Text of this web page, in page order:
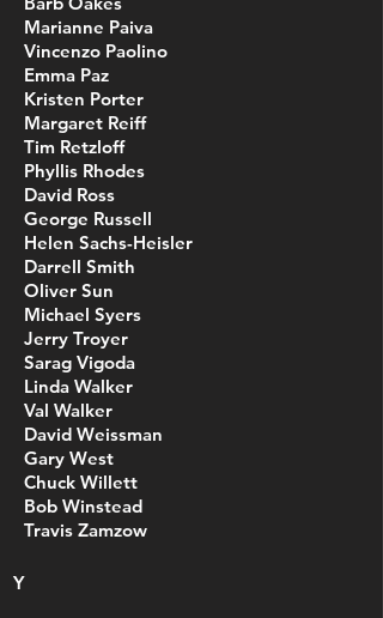
Marianne Paiva
Vincenzo Paolino
Emma Paz
Kristen Porter
Margaret Reiff
Tim Retzloff
Phyllis Rhodes
David Ross
George Russell
Helen Sachs-Heisler
Darrell Smith
Oliver Sun
Michael Syers
Jerry Troyer
Sarag Vigoda
Linda Walker
Val Walker
David Weissman
Gary West
Chuck Willett
Bob Winstead
Travis Zamzow
Y